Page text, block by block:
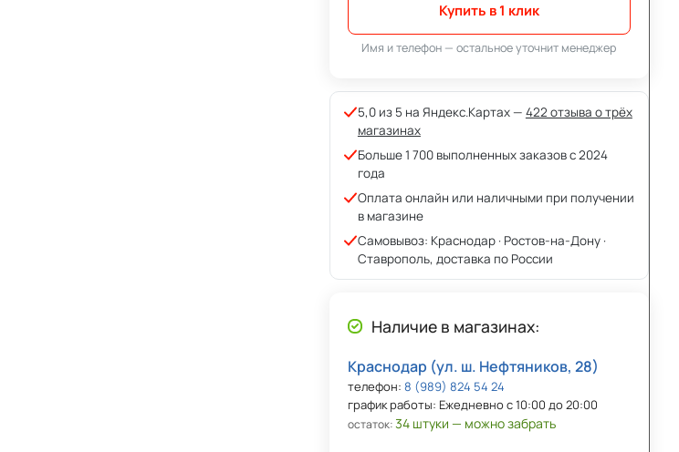
Купить в 1 клик
Имя и телефон — остальное уточнит менеджер
5,0 из 5 на Яндекс.Картах — 422 отзыва о трёх
магазинах
Больше 1 700 выполненных заказов с 2024
года
Оплата онлайн или наличными при получении
в магазине
Самовывоз: Краснодар · Ростов-на-Дону ·
Ставрополь, доставка по России
Наличие в магазинах:
Краснодар (ул. ш. Нефтяников, 28)
телефон: 8 (989) 824 54 24
график работы: Ежедневно с 10:00 до 20:00
остаток:34 штуки — можно забрать